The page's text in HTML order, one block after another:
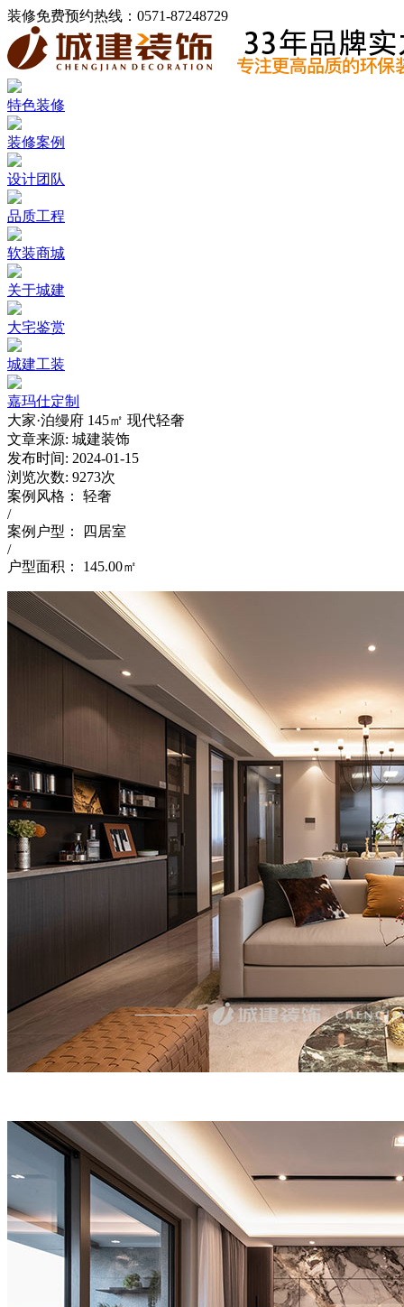
装修免费预约热线： 0571-87248729
特色装修
装修案例
设计团队
品质工程
软装商城
关于城建
大宅鉴赏
城建工装
嘉玛仕定制
大家·泊缦府 145㎡ 现代轻奢
文章来源: 城建装饰
发布时间: 2024-01-15
浏览次数: 9273次
案例风格：
轻奢
/
案例户型：
四居室
/
户型面积：
145.00㎡